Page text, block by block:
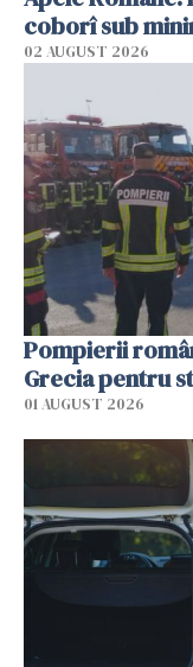
coborî sub
02 AUGUST 2026
Pompierii
Grecia pentru
01 AUGUST 2026